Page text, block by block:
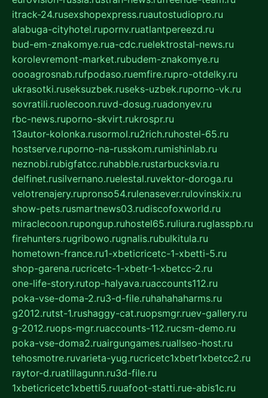
itrack-24.rusexshopexpress.ruautostudiopro.ru
alabuga-cityhotel.rupornv.ruatlantpereezd.ru
bud-em-znakomye.rua-cdc.ruelektrostal-news.ru
korolevremont-market.rubudem-znakomye.ru
oooagrosnab.rufpodaso.ruemfire.rupro-otdelky.ru
ukrasotki.ruseksuzbek.ruseks-uzbek.ruporno-vk.ru
sovratili.ruolecoon.ruvd-dosug.ruadonyev.ru
rbc-news.ruporno-skvirt.rukrospr.ru
13autor-kolonka.rusormol.ru2rich.ruhostel-65.ru
hostserve.ruporno-na-russkom.rumishinlab.ru
neznobi.rubigfatcc.ruhabble.rustarbucksvia.ru
delfinet.rusilvernano.ruelestal.ruvektor-doroga.ru
velotrenajery.rupronso54.rulenasever.rulovinskix.ru
show-pets.rusmartnews03.rudiscofoxworld.ru
miraclecoon.rupongup.ruhostel65.ruliura.ruglasspb.ru
firehunters.rugribowo.rugnalis.rubulkitula.ru
hometown-france.ru1-xbeticricetc-1-xbetti-5.ru
shop-garena.rucricetc-1-xbetr-1-xbetcc-2.ru
one-life-story.rutop-halyava.ruaccounts112.ru
poka-vse-doma-2.ru3-d-file.ruhahahaharms.ru
g2012.rutst-1.rushaggy-cat.ruopsmgr.ruev-gallery.ru
g-2012.ruops-mgr.ruaccounts-112.rucsm-demo.ru
poka-vse-doma2.ruairgungames.ruallseo-host.ru
tehosmotre.ruvarieta-yug.rucricetc1xbetr1xbetcc2.ru
raytor-d.ruatillagunn.ru3d-file.ru
1xbeticricetc1xbetti5.ruuafoot-statti.rue-abis1c.ru